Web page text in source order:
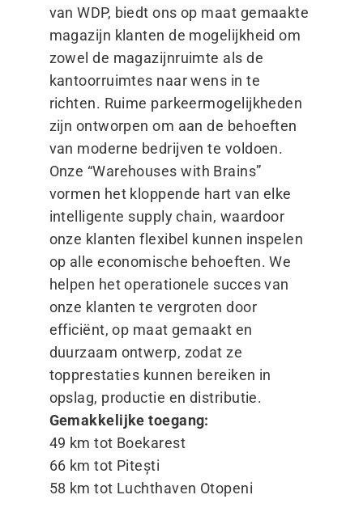
van WDP, biedt ons op maat gemaakte
magazijn klanten de mogelijkheid om
zowel de magazijnruimte als de
kantoorruimtes naar wens in te
richten. Ruime parkeermogelijkheden
zijn ontworpen om aan de behoeften
van moderne bedrijven te voldoen.
Onze “Warehouses with Brains”
vormen het kloppende hart van elke
intelligente supply chain, waardoor
onze klanten flexibel kunnen inspelen
op alle economische behoeften. We
helpen het operationele succes van
onze klanten te vergroten door
efficiënt, op maat gemaakt en
duurzaam ontwerp, zodat ze
topprestaties kunnen bereiken in
opslag, productie en distributie.
Gemakkelijke toegang:
49 km tot Boekarest
66 km tot Pitești
58 km tot Luchthaven Otopeni